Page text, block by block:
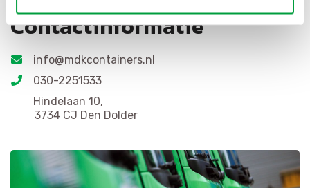
Contactinformatie
info@mdkcontainers.nl
030-2251533
Hindelaan 10,
3734 CJ Den Dolder